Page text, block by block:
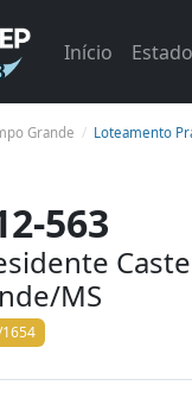
Início
Grande Loteamento
563
MS